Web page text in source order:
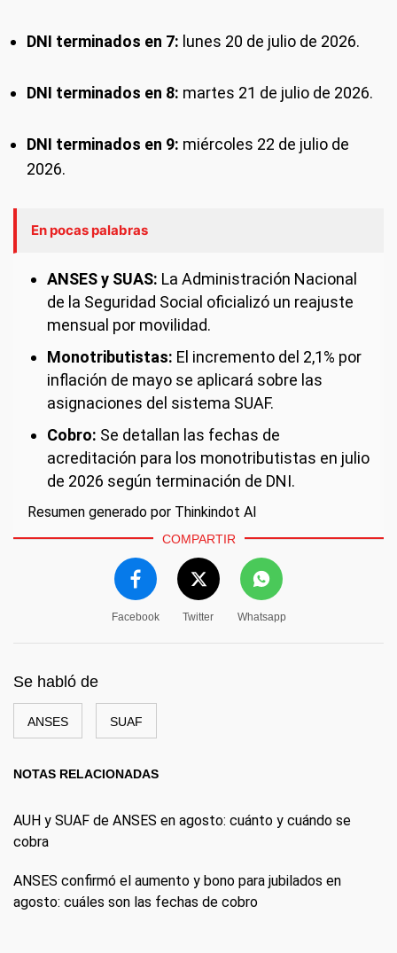
DNI terminados en 7: lunes 20 de julio de 2026.
DNI terminados en 8: martes 21 de julio de 2026.
DNI terminados en 9: miércoles 22 de julio de
2026.
En pocas palabras
ANSES y SUAS: La Administración Nacional
de la Seguridad Social oficializó un reajuste
mensual por movilidad.
Monotributistas: El incremento del 2,1% por
inflación de mayo se aplicará sobre las
asignaciones del sistema SUAF.
Cobro: Se detallan las fechas de
acreditación para los monotributistas en julio
de 2026 según terminación de DNI.
Resumen generado por Thinkindot AI
COMPARTIR
Facebook Twitter Whatsapp
Se habló de
ANSES SUAF
NOTAS RELACIONADAS
AUH y SUAF de ANSES en agosto: cuánto y cuándo se
cobra
ANSES confirmó el aumento y bono para jubilados en
agosto: cuáles son las fechas de cobro